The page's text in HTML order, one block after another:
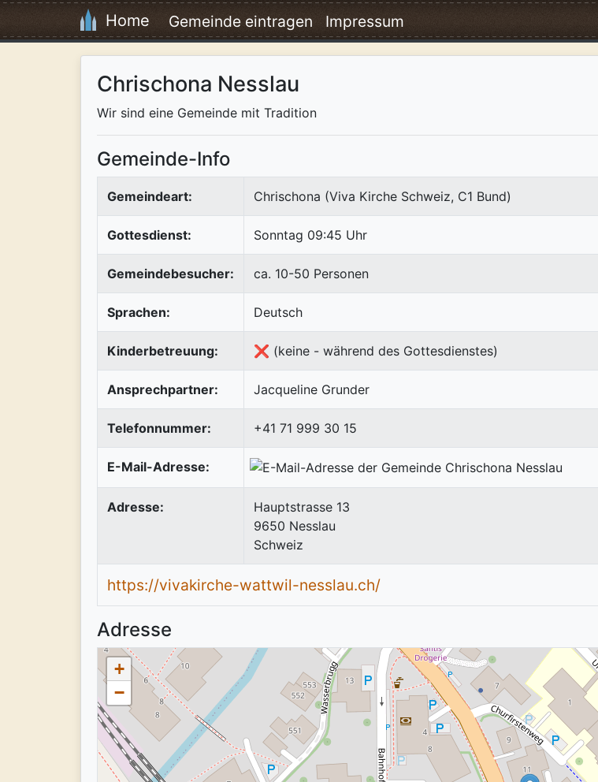
Home Gemeinde eintragen Impressum
Chrischona Nesslau
Wir sind eine Gemeinde mit Tradition
Gemeinde-Info
Gemeindeart: Chrischona (Viva Kirche Schweiz, C1 Bund)
Gottesdienst: Sonntag 09:45 Uhr
Gemeindebesucher: ca. 10-50 Personen
Sprachen: Deutsch
Kinderbetreuung: ❌ (keine - während des Gottesdienstes)
Ansprechpartner: Jacqueline Grunder
Telefonnummer: +41 71 999 30 15
E-Mail-Adresse:
Adresse:
Hauptstrasse 13
9650 Nesslau
Schweiz
https://vivakirche-wattwil-nesslau.ch/
Adresse
+
−